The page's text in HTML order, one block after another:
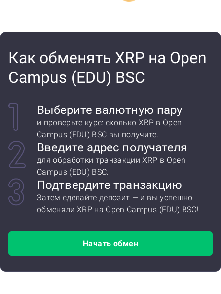
Как обменять XRP на Open
Campus (EDU) BSC
Выберите валютную пару
и проверьте курс: сколько XRP в Open
Campus (EDU) BSC вы получите.
Введите адрес получателя
для обработки транзакции XRP в Open
Campus (EDU) BSC.
Подтвердите транзакцию
Затем сделайте депозит — и вы успешно
обменяли XRP на Open Campus (EDU) BSC!
Начать обмен